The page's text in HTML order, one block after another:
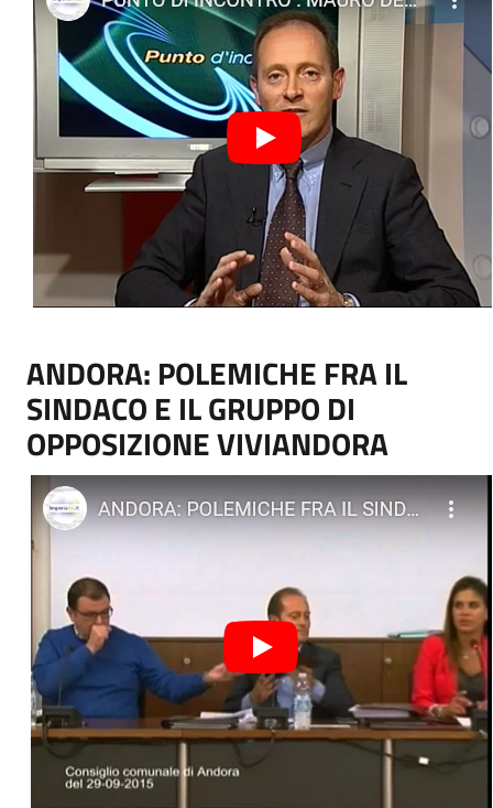
ANDORA: POLEMICHE FRA IL
SINDACO E IL GRUPPO DI
OPPOSIZIONE VIVIANDORA